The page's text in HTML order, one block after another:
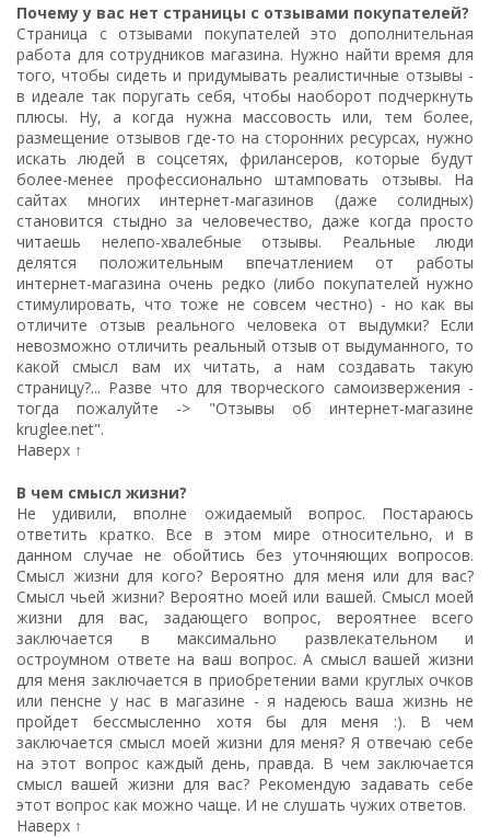
Почему у вас нет страницы с отзывами покупателей?
Страница с отзывами покупателей это дополнительная
работа для сотрудников магазина. Нужно найти время для
того, чтобы сидеть и придумывать реалистичные отзывы -
в идеале так поругать себя, чтобы наоборот подчеркнуть
плюсы. Ну, а когда нужна массовость или, тем более,
размещение отзывов где-то на сторонних ресурсах, нужно
искать людей в соцсетях, фрилансеров, которые будут
более-менее профессионально штамповать отзывы. На
сайтах многих интернет-магазинов (даже солидных)
становится стыдно за человечество, даже когда просто
читаешь нелепо-хвалебные отзывы. Реальные люди
делятся положительным впечатлением от работы
интернет-магазина очень редко (либо покупателей нужно
стимулировать, что тоже не совсем честно) - но как вы
отличите отзыв реального человека от выдумки? Если
невозможно отличить реальный отзыв от выдуманного, то
какой смысл вам их читать, а нам создавать такую
страницу?... Разве что для творческого самоизвержения -
тогда пожалуйте -> "Отзывы об интернет-магазине
kruglee.net".
Наверх ↑
В чем смысл жизни?
Не удивили, вполне ожидаемый вопрос. Постараюсь
ответить кратко. Все в этом мире относительно, и в
данном случае не обойтись без уточняющих вопросов.
Смысл жизни для кого? Вероятно для меня или для вас?
Смысл чьей жизни? Вероятно моей или вашей. Смысл моей
жизни для вас, задающего вопрос, вероятнее всего
заключается в максимально развлекательном и
остроумном ответе на ваш вопрос. А смысл вашей жизни
для меня заключается в приобретении вами круглых очков
или пенсне у нас в магазине - я надеюсь ваша жизнь не
пройдет бессмысленно хотя бы для меня :). В чем
заключается смысл моей жизни для меня? Я отвечаю себе
на этот вопрос каждый день, правда. В чем заключается
смысл вашей жизни для вас? Рекомендую задавать себе
этот вопрос как можно чаще. И не слушать чужих ответов.
Наверх ↑